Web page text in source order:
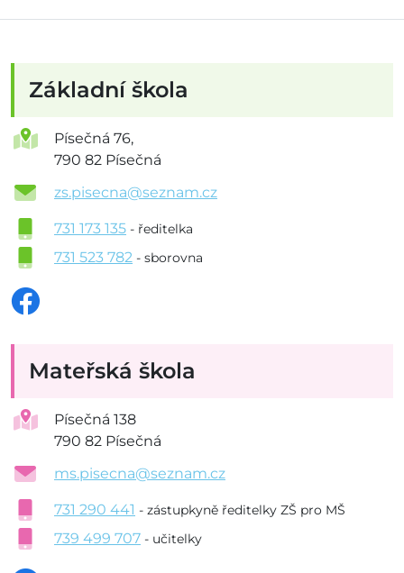
Základní škola
Písečná 76,
790 82 Písečná
zs.pisecna@seznam.cz
731 173 135 - ředitelka
731 523 782 - sborovna
Mateřská škola
Písečná 138
790 82 Písečná
ms.pisecna@seznam.cz
731 290 441 - zástupkyně ředitelky ZŠ pro MŠ
739 499 707 - učitelky